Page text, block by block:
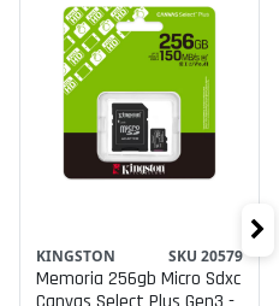
KINGSTON SKU 20579
Memoria 256gb Micro Sdxc